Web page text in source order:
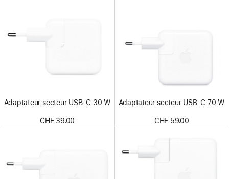
Adaptateur secteur USB-C 30 W
CHF 39.00
Adaptateur secteur USB‑C 70 W
CHF 59.00